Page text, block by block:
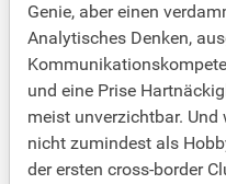
Genie, aber einen
Analytisches Denken,
und eine Prise
meist unverzichtbar. Und
nicht zumindest als
der ersten cross-border